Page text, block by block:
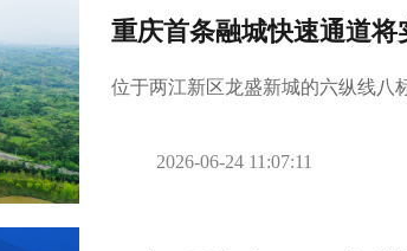
重庆首条融城快速通道将
位于两江新区龙盛新城的六纵线八
2026-06-24 11:07:11